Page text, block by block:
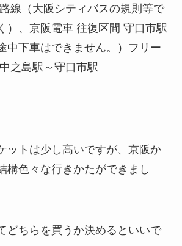
線（大阪シティバスの規則等で
）、京阪電車 往復区間 守口市駅
中下車はできません。）フリー
之島駅～守口市駅
ットは少し高いですが、京阪か
構色々な行きかたができまし
どちらを買うか決めるといいで